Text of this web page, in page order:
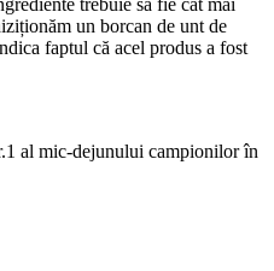
un borcan de unt de
faptul că acel produs a fost
al mic-dejunului campionilor în